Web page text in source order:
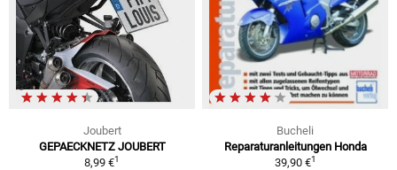
Joubert
GEPAECKNETZ JOUBERT
8,99 €1
Bucheli
Reparaturanleitungen Honda
39,90 €1